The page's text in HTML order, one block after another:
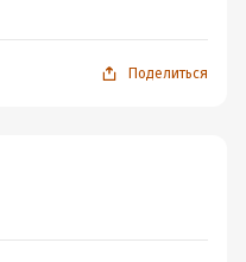
Поделиться